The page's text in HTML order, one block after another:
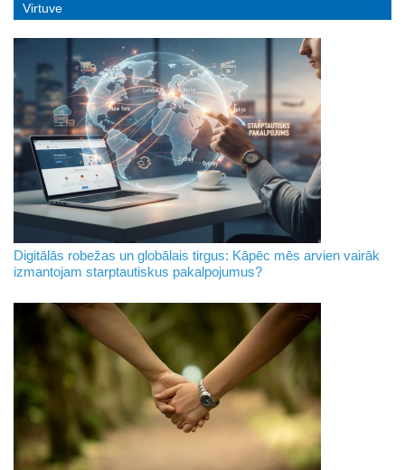
Virtuve
Digitālās robežas un globālais tirgus: Kāpēc mēs arvien vairāk
izmantojam starptautiskus pakalpojumus?